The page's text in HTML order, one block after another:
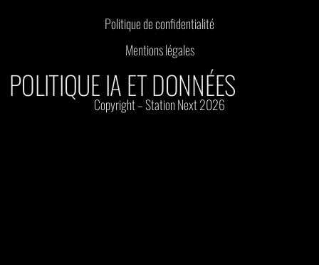
Politique de confidentialité
Mentions légales
POLITIQUE IA ET DONNÉES
Copyright – Station Next 2026